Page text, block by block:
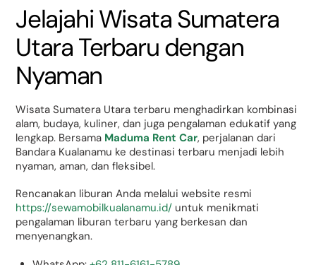
Jelajahi Wisata Sumatera
Utara Terbaru dengan
Nyaman
Wisata Sumatera Utara terbaru menghadirkan kombinasi
alam, budaya, kuliner, dan juga pengalaman edukatif yang
lengkap. Bersama Maduma Rent Car, perjalanan dari
Bandara Kualanamu ke destinasi terbaru menjadi lebih
nyaman, aman, dan fleksibel.
Rencanakan liburan Anda melalui website resmi
https://sewamobilkualanamu.id/ untuk menikmati
pengalaman liburan terbaru yang berkesan dan
menyenangkan.